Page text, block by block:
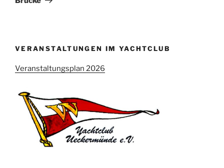
VERANSTALTUNGEN IM YACHTCLUB
Veranstaltungsplan 2026